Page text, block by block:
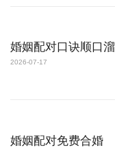
婚姻配对口诀顺口溜
2026-07-17
婚姻配对免费合婚